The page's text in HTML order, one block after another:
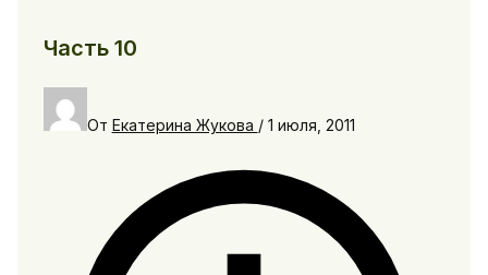
Часть 10
От Екатерина Жукова / 1 июля, 2011